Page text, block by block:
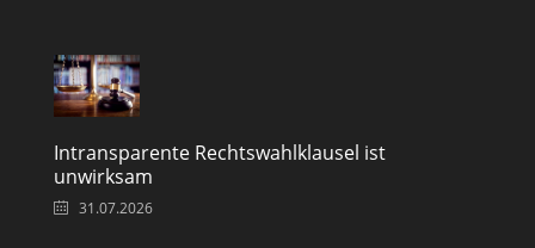
Intransparente Rechtswahlklausel ist
unwirksam
31.07.2026